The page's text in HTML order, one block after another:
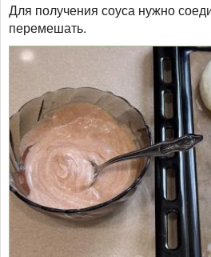
Для получения соуса нужно
перемешать.